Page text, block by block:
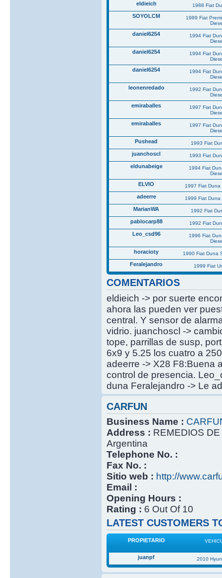
eldieich 1988 Fiat
SOYOLCM
1989 Fiat
daniel6254
1994 Fiat
daniel6254
1994 Fiat
daniel6254
1994 Fiat
leonenredado
1992 Fiat
emiraballes
1997 Fiat
emiraballes
1997 Fiat
Pushead 1993 Fiat
juanchoscl 1993 Fiat
eldunabeige
1994 Fiat
ELVIO 1997 Fiat Duna
adeerre 1999 Fiat Duna
MarianWA 1992 Fiat
pablocarp88 1992 Fiat
Leo_csd96
1996 Fiat
horacioty 1990 Fiat Duna
Feralejandro 1999 Fiat
COMENTARIOS
eldieich -> por suerte
ahora las pueden ver
central. Y sensor de
vidrio. juanchoscl ->
tope, parrillas de susp,
6x9 y 5.25 los cuatro a
adeerre -> X28 F8:Buena
control de presencia.
duna Feralejandro -> Le
CARFUN
Business Name :
Address : REMEDIOS
Argentina
Telephone No. :
Fax No. :
Sitio web : http://
Email :
Opening Hours :
Rating : 6 Out Of 10
LATEST CUSTOMERS
PROPIETARIO
juanpf 2010